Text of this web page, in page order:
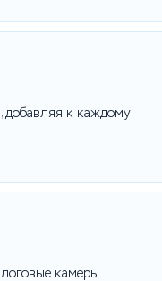
добавляя к каждому
камеры